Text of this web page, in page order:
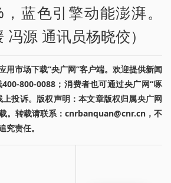
蓝色引擎动能澎湃。
冯源 通讯员杨晓佼）
用市场下载“央广网”客户端。欢迎提供新闻
800-0088；消费者也可通过央广网“啄
投诉。版权声明：本文章版权归属央广网
。转载请联系：cnrbanquan@cnr.cn，不
究责任。